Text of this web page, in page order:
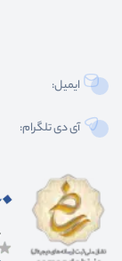
ایمیل:
آی دی تلگرام: